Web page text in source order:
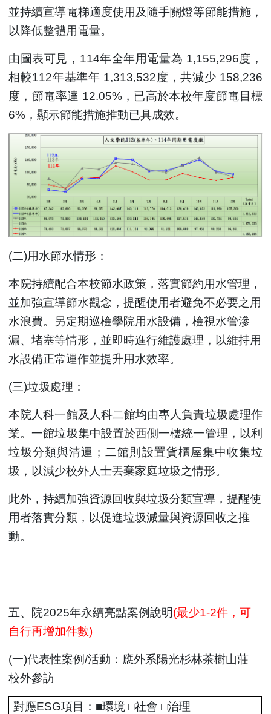
並持續宣導電梯適度使用及隨手關燈等節能措施，
以降低整體用電量。
由圖表可見，114年全年用電量為 1,155,296度，
相較112年基準年 1,313,532度，共減少 158,236
度，節電率達 12.05%，已高於本校年度節電目標
6%，顯示節能措施推動已具成效。
(二)用水節水情形：
本院持續配合本校節水政策，落實節約用水管理，
並加強宣導節水觀念，提醒使用者避免不必要之用
水浪費。另定期巡檢學院用水設備，檢視水管滲
漏、堵塞等情形，並即時進行維護處理，以維持用
水設備正常運作並提升用水效率。
(三)垃圾處理：
本院人科一館及人科二館均由專人負責垃圾處理作
業。一館垃圾集中設置於西側一樓統一管理，以利
垃圾分類與清運；二館則設置貨櫃屋集中收集垃
圾，以減少校外人士丟棄家庭垃圾之情形。
此外，持續加強資源回收與垃圾分類宣導，提醒使
用者落實分類，以促進垃圾減量與資源回收之推
動。
五、院2025年永續亮點案例說明(最少1-2件，可
自行再增加件數)
(一)代表性案例/活動：應外系陽光杉林茶樹山莊
校外參訪
對應ESG項目：■環境 □社會 □治理